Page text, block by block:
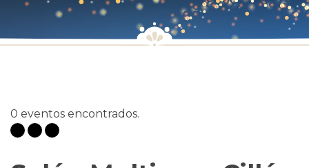
0 eventos encontrados.